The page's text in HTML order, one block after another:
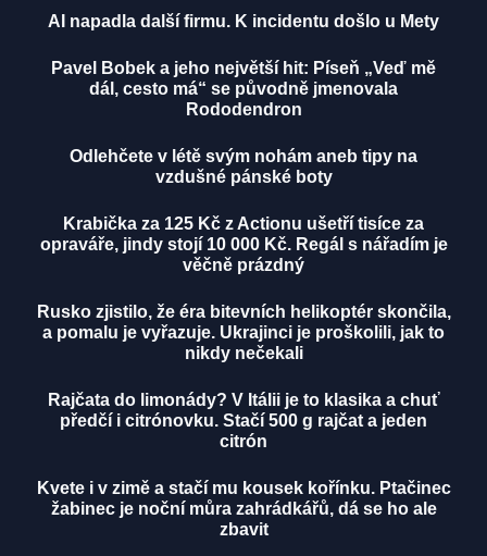
AI napadla další firmu. K incidentu došlo u Mety
Pavel Bobek a jeho největší hit: Píseň „Veď mě
dál, cesto má“ se původně jmenovala
Rododendron
Odlehčete v létě svým nohám aneb tipy na
vzdušné pánské boty
Krabička za 125 Kč z Actionu ušetří tisíce za
opraváře, jindy stojí 10 000 Kč. Regál s nářadím je
věčně prázdný
Rusko zjistilo, že éra bitevních helikoptér skončila,
a pomalu je vyřazuje. Ukrajinci je proškolili, jak to
nikdy nečekali
Rajčata do limonády? V Itálii je to klasika a chuť
předčí i citrónovku. Stačí 500 g rajčat a jeden
citrón
Kvete i v zimě a stačí mu kousek kořínku. Ptačinec
žabinec je noční můra zahrádkářů, dá se ho ale
zbavit